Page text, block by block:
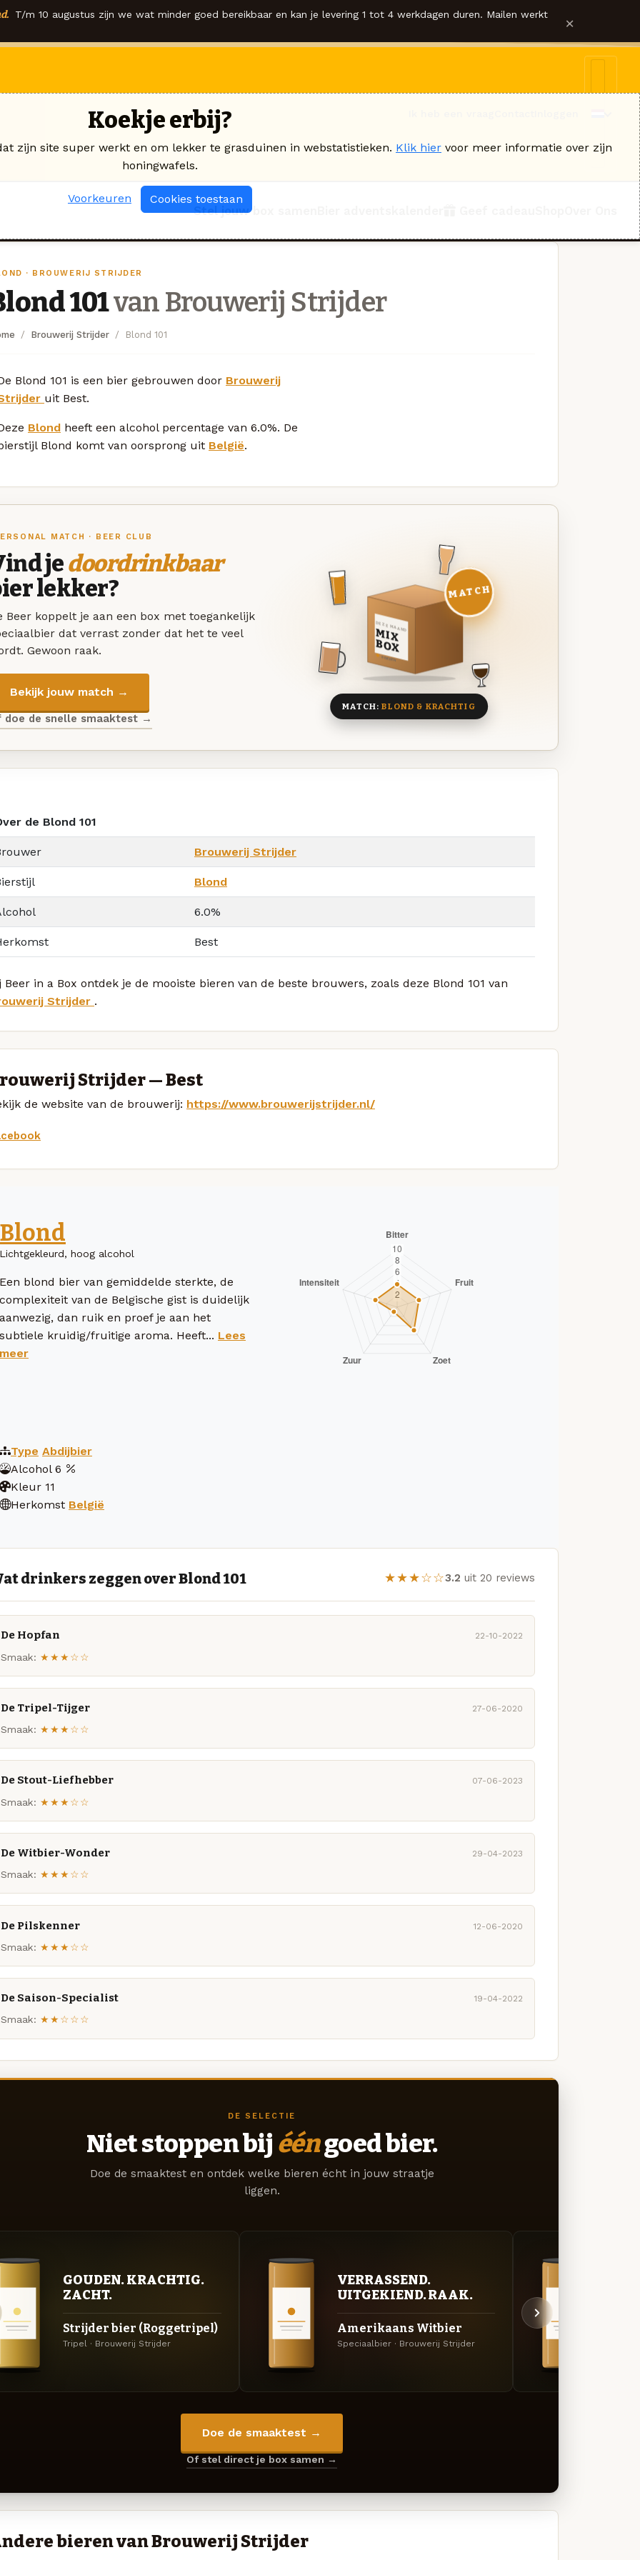
T/m 10 augustus zijn we wat minder goed bereikbaar en kan je levering 1 tot 4 werkdagen duren. Mailen werkt ×
Stel jouw box samen
· BROUWERIJ STRIJDER
101van Brouwerij Strijder
Brouwerij Strijder Blond 101
Blond 101 is een bier gebrouwen door Brouwerij
uit Best.
Blond heeft een alcohol percentage van 6.0%. De
Blond komt van oorsprong uit België.
MATCH · BEER CLUB
jedoordrinkbaar
lekker?
Beer koppelt je aan een box met toegankelijk
dat verrast zonder dat het te veel
Gewoon raak.
Bekijk jouw match →
doe de snelle smaaktest →
DEZE MAAND
MIX
BOX
8 BIEREN
MATCH
MATCH:BLOND & KRACHTIG
de Blond 101
Brouwerij Strijder
Blond
6.0%
Best
Beer in a Box ontdek je de mooiste bieren van de beste brouwers, zoals deze Blond 101 van
Strijder .
Strijder — Best
de website van de brouwerij: https://www.brouwerijstrijder.nl/
Blond
Lichtgekleurd, hoog alcohol
Een blond bier van gemiddelde sterkte, de
complexiteit van de Belgische gist is duidelijk
aanwezig, dan ruik en proef je aan het
subtiele kruidig/fruitige aroma. Heeft... Lees
meer
Type Abdijbier
Alcohol 6
Kleur 11
Herkomst België
drinkers zeggen over Blond 101 ★★★☆☆3.2 uit 20 reviews
De Hopfan 22-10-2022
Smaak: ★★★☆☆
De Tripel-Tijger 27-06-2020
Smaak: ★★★☆☆
De Stout-Liefhebber 07-06-2023
Smaak: ★★★☆☆
De Witbier-Wonder 29-04-2023
Smaak: ★★★☆☆
De Pilskenner 12-06-2020
Smaak: ★★★☆☆
De Saison-Specialist 19-04-2022
Smaak: ★★☆☆☆
DE SELECTIE
Niet stoppen bij ééngoed bier.
Doe de smaaktest en ontdek welke bieren écht in jouw straatje
liggen.
GOUDEN. KRACHTIG.
ZACHT.
Strijder bier (Roggetripel)
Tripel · Brouwerij Strijder
VERRASSEND.
UITGEKIEND. RAAK.
Amerikaans Witbier
Speciaalbier · Brouwerij Strijder
Doe de smaaktest →
Of stel direct je box samen →
bieren van Brouwerij Strijder
Koekje erbij?
zijn site super werkt en om lekker te grasduinen in webstatistieken. Klik hier voor meer informatie over zijn
honingwafels.
Voorkeuren Cookies toestaan